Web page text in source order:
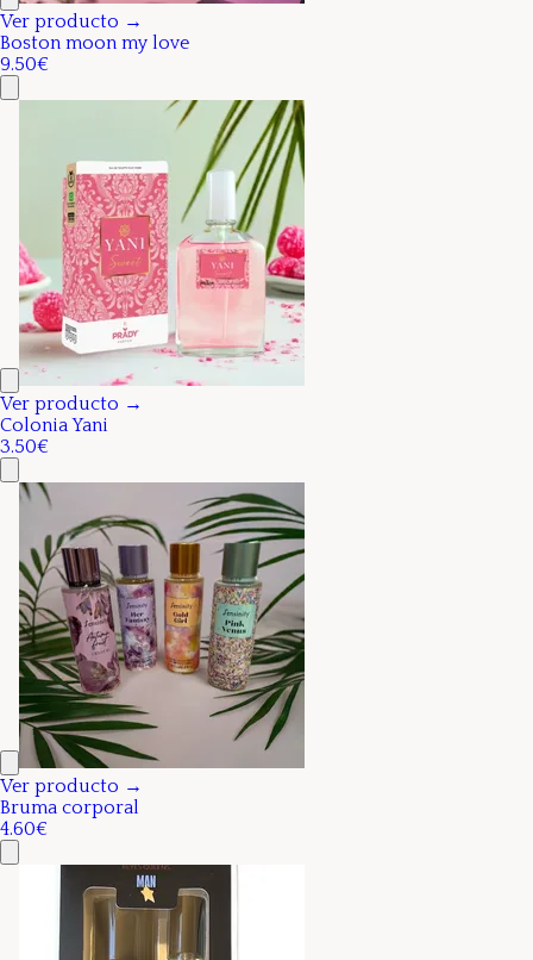
Ver producto →
Boston moon my love
9.50€
Ver producto →
Colonia Yani
3.50€
Ver producto →
Bruma corporal
4.60€